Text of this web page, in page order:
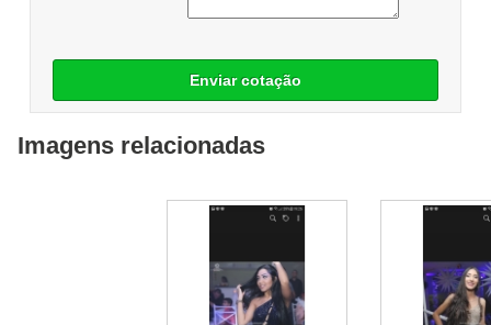
Enviar cotação
Imagens relacionadas